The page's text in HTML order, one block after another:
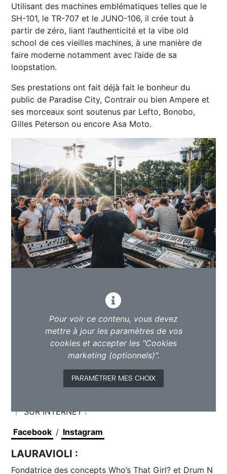
Utilisant des machines emblématiques telles que le
SH-101, le TR-707 et le JUNO-106, il crée tout à
partir de zéro, liant l’authenticité et la vibe old
school de ces vieilles machines, à une manière de
faire moderne notamment avec l’aide de sa
loopstation.
Ses prestations ont fait déjà fait le bonheur du
public de Paradise City, Contrair ou bien Ampere et
ses morceaux sont soutenus par Lefto, Bonobo,
Gilles Peterson ou encore Asa Moto.
Pour voir ce contenu, vous devez
mettre à jour les paramètres de vos
cookies et accepter les "Cookies
marketing (optionnels)".
PARAMÉTRER MES CHOIX
📍 SUR INTERNET :
Facebook / Instagram
LAURAVIOLI :
Fondatrice des concepts Who’s That Girl? et Drum N